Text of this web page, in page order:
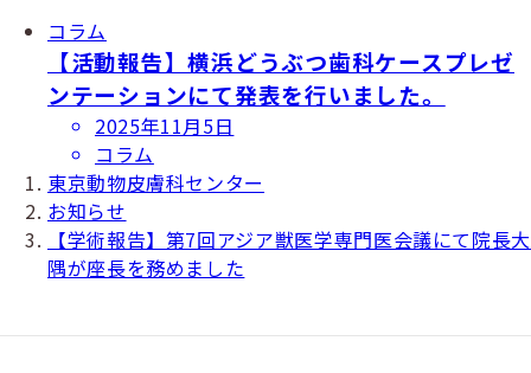
コラム
【活動報告】横浜どうぶつ歯科ケースプレゼ
ンテーションにて発表を行いました。
投
稿
日
2025年11月5日
コラム
東京動物皮膚科センター
お知らせ
【学術報告】第7回アジア獣医学専門医会議にて院長大
隅が座長を務めました